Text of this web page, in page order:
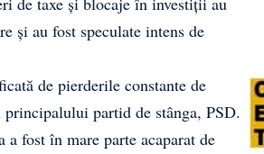
și au fost speculate intens de
de pierderile constante de
partid de stânga, PSD.
a fost în mare parte acaparat de